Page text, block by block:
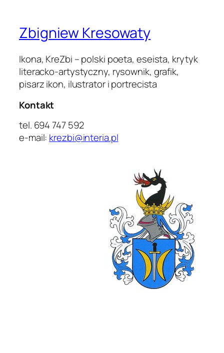
Zbigniew Kresowaty
Ikona, KreZbi – polski poeta, eseista, krytyk
literacko-artystyczny, rysownik, grafik,
pisarz ikon, ilustrator i portrecista
Kontakt
tel. 694 747 592
e-mail: krezbi@interia.pl